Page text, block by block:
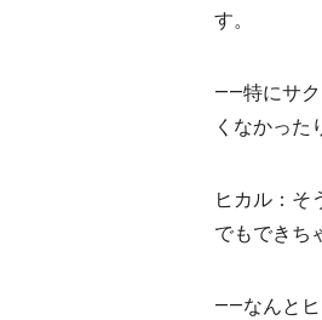
す。
――特にサク
くなかった
ヒカル：そ
でもできち
――なんとヒ